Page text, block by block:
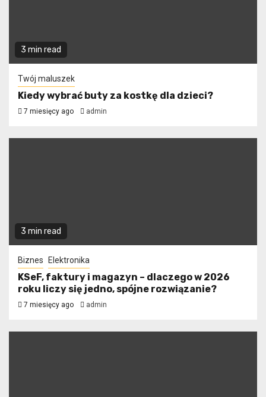
3 min read
Twój maluszek
Kiedy wybrać buty za kostkę dla dzieci?
7 miesięcy ago admin
3 min read
Biznes Elektronika
KSeF, faktury i magazyn – dlaczego w 2026
roku liczy się jedno, spójne rozwiązanie?
7 miesięcy ago admin